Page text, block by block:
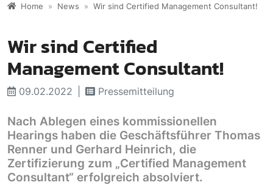
Home News Wir sind Certified Management Consultant!
Wir sind Certified
Management Consultant!
09.02.2022 Pressemitteilung
Nach Ablegen eines kommissionellen
Hearings haben die Geschäftsführer Thomas
Renner und Gerhard Heinrich, die
Zertifizierung zum „Certified Management
Consultant“ erfolgreich absolviert.